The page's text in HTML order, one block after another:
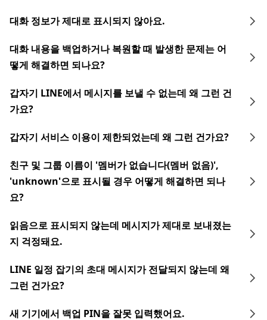
대화 정보가 제대로 표시되지 않아요.
대화 내용을 백업하거나 복원할 때 발생한 문제는 어
떻게 해결하면 되나요?
갑자기 LINE에서 메시지를 보낼 수 없는데 왜 그런 건
가요?
갑자기 서비스 이용이 제한되었는데 왜 그런 건가요?
친구 및 그룹 이름이 '멤버가 없습니다(멤버 없음)',
'unknown'으로 표시될 경우 어떻게 해결하면 되나
요?
읽음으로 표시되지 않는데 메시지가 제대로 보내졌는
지 걱정돼요.
LINE 일정 잡기의 초대 메시지가 전달되지 않는데 왜
그런 건가요?
새 기기에서 백업 PIN을 잘못 입력했어요.